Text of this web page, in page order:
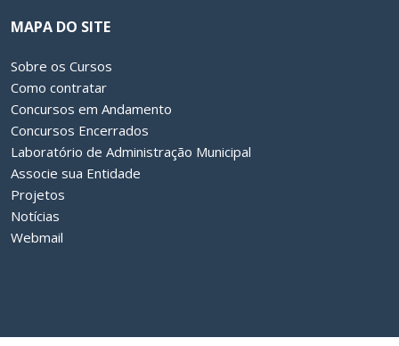
MAPA DO SITE
Sobre os Cursos
Como contratar
Concursos em Andamento
Concursos Encerrados
Laboratório de Administração Municipal
Associe sua Entidade
Projetos
Notícias
Webmail